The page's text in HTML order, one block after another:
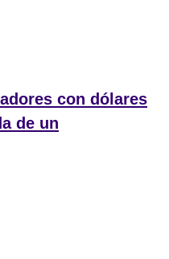
con dólares
de un